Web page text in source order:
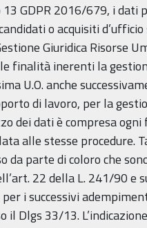
13 GDPR 2016/679, i dati
o acquisiti
Giuridica Risorse
finalità inerenti la
U.O. anche
di lavoro, per la
dei dati è compresa ogni
alle stesse procedure.
da parte di coloro che
22 della L. 241/90 e
i successivi
il Dlgs 33/13.